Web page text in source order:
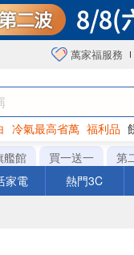
萬家福服務
冷氣最高省萬 福利品
艦館 買一送一 第
家電 熱門3C